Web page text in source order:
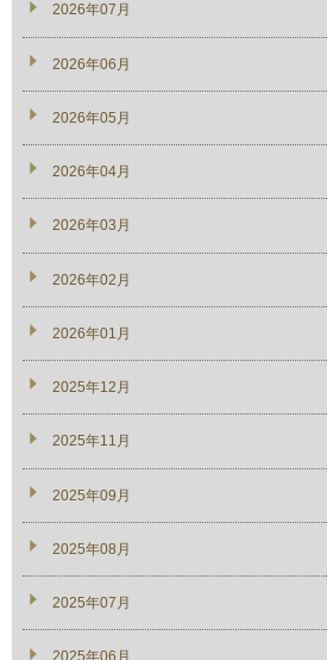
2026年07月
2026年06月
2026年05月
2026年04月
2026年03月
2026年02月
2026年01月
2025年12月
2025年11月
2025年09月
2025年08月
2025年07月